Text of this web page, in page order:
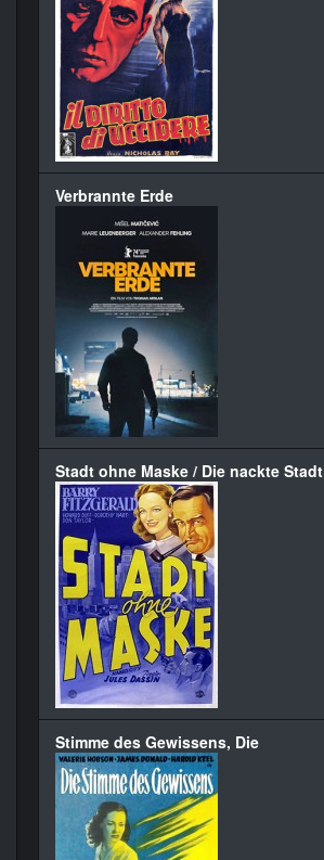
Verbrannte Erde
Stadt ohne Maske / Die nackte Stadt
Stimme des Gewissens, Die